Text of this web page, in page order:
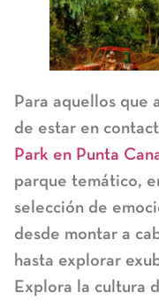
Para aquellos que
de estar en
Park en Punta
parque temático,
selección de
desde montar a
hasta explorar
Explora la cultura